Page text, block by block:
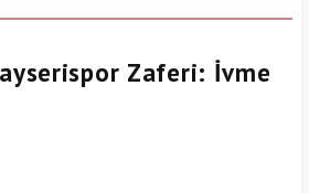
Zaferi: İvme